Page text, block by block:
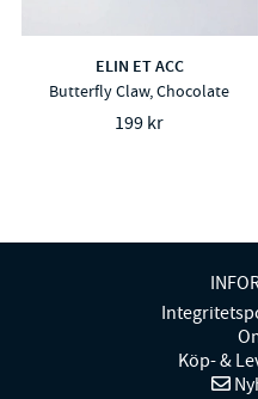
ELIN ET ACC
Butterfly Claw, Chocolate
199 kr
Köp- &